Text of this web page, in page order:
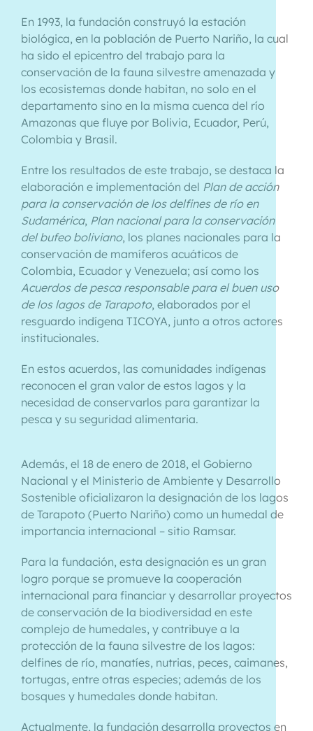
En 1993, la fundación construyó la estación
biológica, en la población de Puerto Nariño, la cual
ha sido el epicentro del trabajo para la
conservación de la fauna silvestre amenazada y
los ecosistemas donde habitan, no solo en el
departamento sino en la misma cuenca del río
Amazonas que fluye por Bolivia, Ecuador, Perú,
Colombia y Brasil.
Entre los resultados de este trabajo, se destaca la
elaboración e implementación del Plan de acción
para la conservación de los delfines de río en
Sudamérica, Plan nacional para la conservación
del bufeo boliviano, los planes nacionales para la
conservación de mamíferos acuáticos de
Colombia, Ecuador y Venezuela; así como los
Acuerdos de pesca responsable para el buen uso
de los lagos de Tarapoto, elaborados por el
resguardo indígena TICOYA, junto a otros actores
institucionales.
En estos acuerdos, las comunidades indígenas
reconocen el gran valor de estos lagos y la
necesidad de conservarlos para garantizar la
pesca y su seguridad alimentaria.
Además, el 18 de enero de 2018, el Gobierno
Nacional y el Ministerio de Ambiente y Desarrollo
Sostenible oficializaron la designación de los lagos
de Tarapoto (Puerto Nariño) como un humedal de
importancia internacional – sitio Ramsar.
Para la fundación, esta designación es un gran
logro porque se promueve la cooperación
internacional para financiar y desarrollar proyectos
de conservación de la biodiversidad en este
complejo de humedales, y contribuye a la
protección de la fauna silvestre de los lagos:
delfines de río, manatíes, nutrias, peces, caimanes,
tortugas, entre otras especies; además de los
bosques y humedales donde habitan.
Actualmente, la fundación desarrolla proyectos en